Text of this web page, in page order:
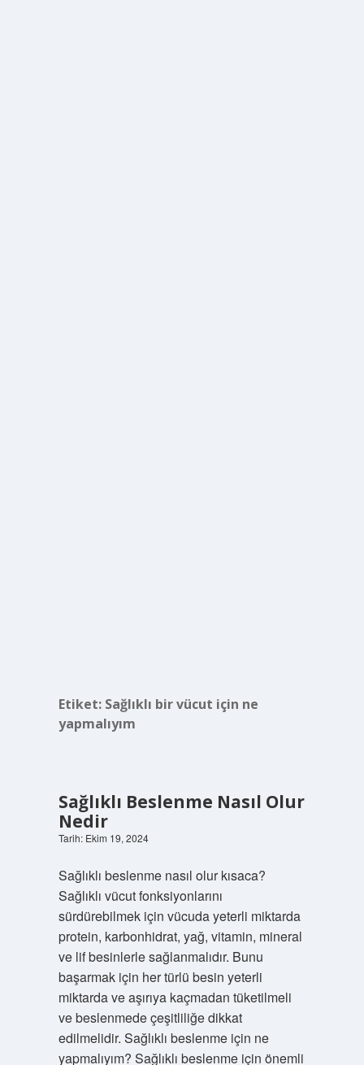
Etiket: Sağlıklı bir vücut için ne
yapmalıyım
Sağlıklı Beslenme Nasıl Olur
Nedir
Tarih: Ekim 19, 2024
Sağlıklı beslenme nasıl olur kısaca?
Sağlıklı vücut fonksiyonlarını
sürdürebilmek için vücuda yeterli miktarda
protein, karbonhidrat, yağ, vitamin, mineral
ve lif besinlerle sağlanmalıdır. Bunu
başarmak için her türlü besin yeterli
miktarda ve aşırıya kaçmadan tüketilmeli
ve beslenmede çeşitliliğe dikkat
edilmelidir. Sağlıklı beslenme için ne
yapmalıyım? Sağlıklı beslenme için önemli